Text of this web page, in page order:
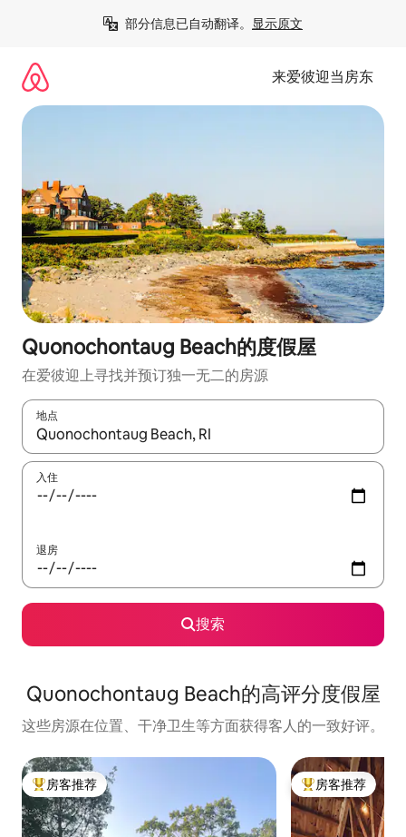
部分信息已自动翻译。 显示原文
来爱彼迎当房东
Quonochontaug Beach的度假屋
在爱彼迎上寻找并预订独一无二的房源
地点
如有搜索结果，请使用上下方向键查看，或通过点击或滑动手势
入住
退房
搜索
Quonochontaug Beach的高评分度假屋
这些房源在位置、干净卫生等方面获得客人的一致好评。
热门「房客推荐」
房客推荐 热门「房客推荐」
房客推荐